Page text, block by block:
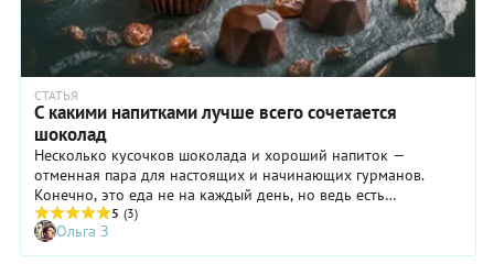
СТАТЬЯ
С какими напитками лучше всего сочетается
шоколад
Несколько кусочков шоколада и хороший напиток —
отменная пара для настоящих и начинающих гурманов.
Конечно, это еда не на каждый день, но ведь есть
праздники, особые мероприятия, фуршеты на работе и в
гостях — проявите себя там знатоком и ценителем подобных
удовольствий. Следуйте нашим советам и используйте их и
5 (3)
Ольга З